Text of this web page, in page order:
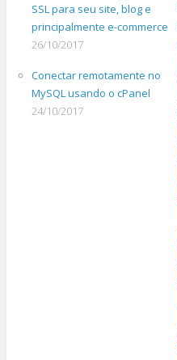
SSL para seu site, blog e
principalmente e-commerce
26/10/2017
Conectar remotamente no
MySQL usando o cPanel
24/10/2017